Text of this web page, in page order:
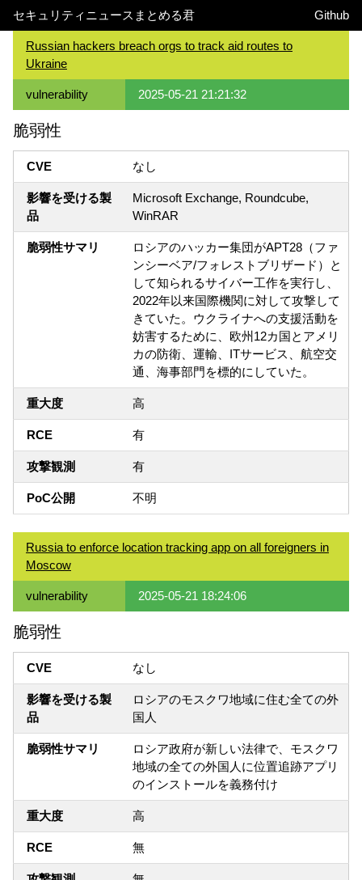
セキュリティニュースまとめる君 Github
Russian hackers breach orgs to track aid routes to
Ukraine
vulnerability 2025-05-21 21:21:32
脆弱性
CVE なし
影響を受ける製
品
Microsoft Exchange, Roundcube,
WinRAR
脆弱性サマリ
ロシアのハッカー集団がAPT28（ファ
ンシーベア/フォレストブリザード）と
して知られるサイバー工作を実行し、
2022年以来国際機関に対して攻撃して
きていた。ウクライナへの支援活動を
妨害するために、欧州12カ国とアメリ
カの防衛、運輸、ITサービス、航空交
通、海事部門を標的にしていた。
重大度 高
RCE 有
攻撃観測 有
PoC公開 不明
Russia to enforce location tracking app on all foreigners in
Moscow
vulnerability 2025-05-21 18:24:06
脆弱性
CVE なし
影響を受ける製
品
ロシアのモスクワ地域に住む全ての外
国人
脆弱性サマリ
ロシア政府が新しい法律で、モスクワ
地域の全ての外国人に位置追跡アプリ
のインストールを義務付け
重大度 高
RCE 無